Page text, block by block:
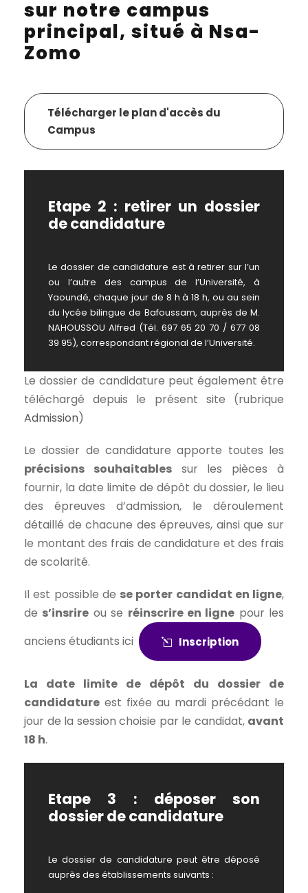
sur notre campus
principal, situé à Nsa-
Zomo
Télécharger le plan d'accès du
Campus
Etape 2 : retirer un dossier
de candidature
Le dossier de candidature est à retirer sur l’un
ou l’autre des campus de l’Université, à
Yaoundé, chaque jour de 8 h à 18 h, ou au sein
du lycée bilingue de Bafoussam, auprès de M.
NAHOUSSOU Alfred (Tél. 697 65 20 70 / 677 08
39 95), correspondant régional de l’Université.
Le dossier de candidature peut également être
téléchargé depuis le présent site (rubrique
Admission)
Le dossier de candidature apporte toutes les
précisions souhaitablessur les pièces à
fournir, la date limite de dépôt du dossier, le lieu
des épreuves d’admission, le déroulement
détaillé de chacune des épreuves, ainsi que sur
le montant des frais de candidature et des frais
de scolarité.
Il est possible de se porter candidat en ligne,
de s’insrire ou se réinscrire en ligne pour les
anciens étudiants ici
Inscription
La date limite de dépôt du dossier de
candidature est fixée au mardi précédant le
jour de la session choisie par le candidat, avant
18 h.
Etape 3 : déposer son
dossier de candidature
Le dossier de candidature peut être déposé
auprès des établissements suivants :